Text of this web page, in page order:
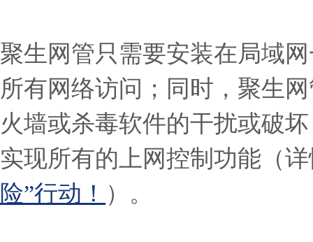
聚生网管只需要安装在局域
所有网络访问；同时， 聚生
火墙或杀毒软件的干扰或破
实现所有的上网控制功能 （
险”行动！ ） 。